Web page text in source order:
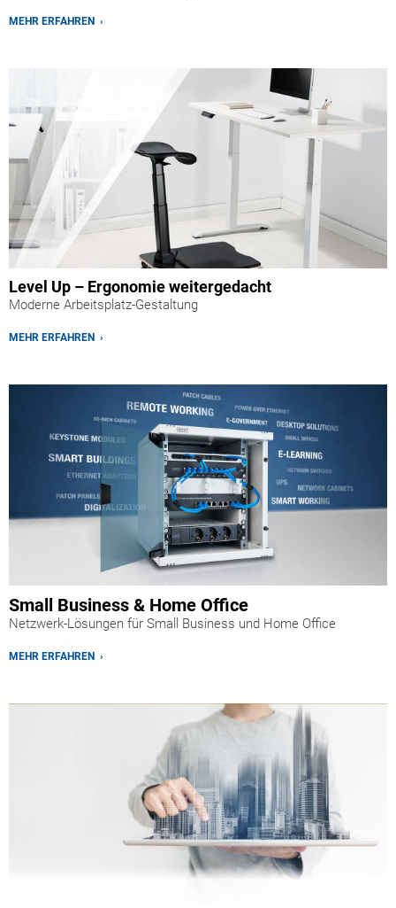
MEHR ERFAHREN ›
Level Up – Ergonomie weitergedacht
Moderne Arbeitsplatz-Gestaltung
MEHR ERFAHREN ›
Small Business & Home Office
Netzwerk-Lösungen für Small Business und Home Office
MEHR ERFAHREN ›